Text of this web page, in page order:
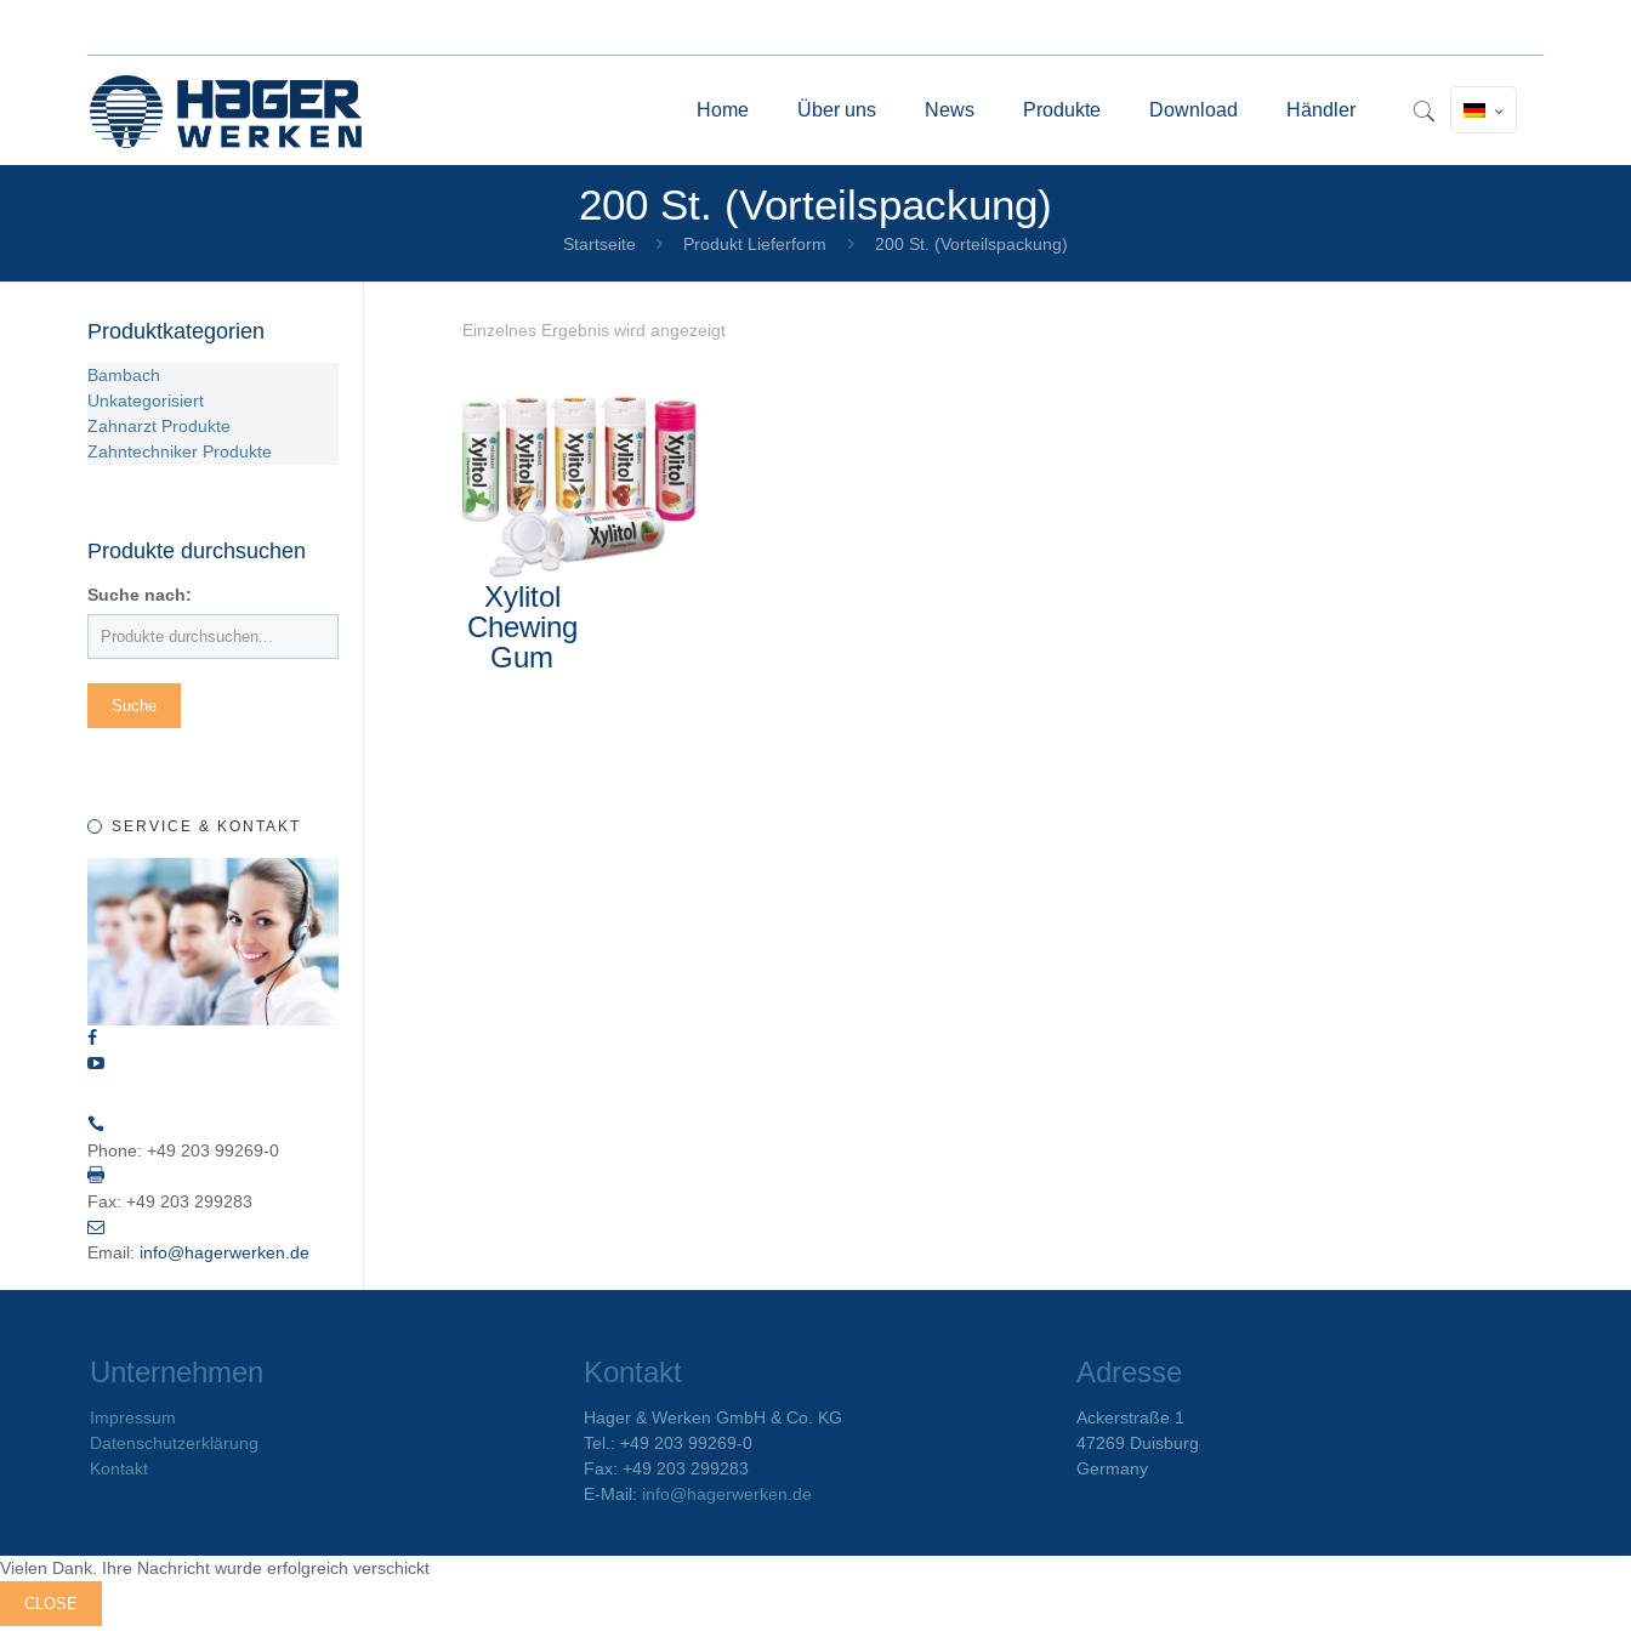
Home Über uns News Produkte Download Händler
200 St. (Vorteilspackung)
Startseite Produkt Lieferform 200 St. (Vorteilspackung)
Einzelnes Ergebnis wird angezeigt
Xylitol
Chewing
Gum
Produktkategorien
Bambach
Unkategorisiert
Zahnarzt Produkte
Zahntechniker Produkte
Produkte durchsuchen
Suche nach:
SERVICE & KONTAKT
Phone: +49 203 99269-0
Fax: +49 203 299283
Email: info@hagerwerken.de
Unternehmen
Impressum
Datenschutzerklärung
Kontakt
Kontakt
Hager & Werken GmbH & Co. KG
Tel.: +49 203 99269-0
Fax: +49 203 299283
E-Mail: info@hagerwerken.de
Adresse
Ackerstraße 1
47269 Duisburg
Germany
Vielen Dank. Ihre Nachricht wurde erfolgreich verschickt
CLOSE